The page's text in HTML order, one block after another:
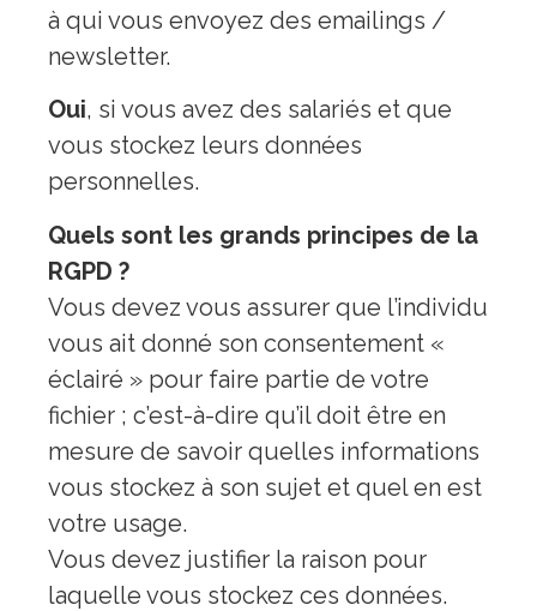
à qui vous envoyez des emailings /
newsletter.
Oui, si vous avez des salariés et que
vous stockez leurs données
personnelles.
Quels sont les grands principes de la
RGPD ?
Vous devez vous assurer que l’individu
vous ait donné son consentement «
éclairé » pour faire partie de votre
fichier ; c’est-à-dire qu’il doit être en
mesure de savoir quelles informations
vous stockez à son sujet et quel en est
votre usage.
Vous devez justifier la raison pour
laquelle vous stockez ces données.